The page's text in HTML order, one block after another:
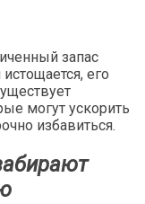
запас
его
могут ускорить
избавиться.